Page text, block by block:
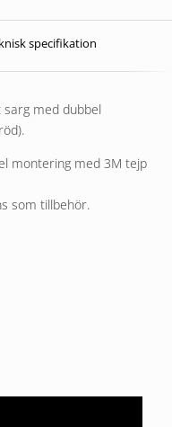
specifikation
med dubbel
montering med 3M tejp
som tillbehör.